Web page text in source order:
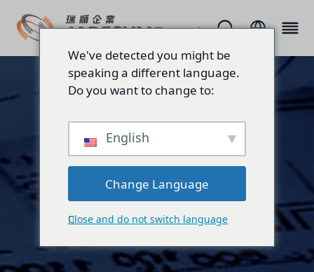
We've detected you might be
speaking a different language.
Do you want to change to:
English
Change Language
Close and do not switch language